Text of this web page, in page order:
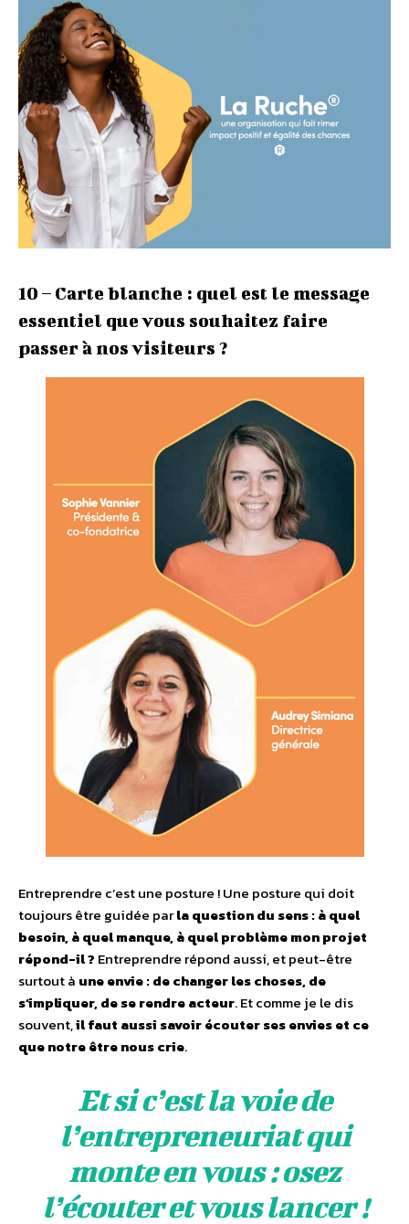
10 – Carte blanche : quel est le message
essentiel que vous souhaitez faire
passer à nos visiteurs ?
Entreprendre c’est une posture ! Une posture qui doit
toujours être guidée parla question du sens : à quel
besoin, à quel manque, à quel problème mon projet
répond-il ? Entreprendre répond aussi, et peut-être
surtout à une envie : de changer les choses, de
s’impliquer, de se rendre acteur. Et comme je le dis
souvent,il faut aussi savoir écouter ses envies et ce
que notre être nous crie.
Et si c’est la voie de
l’entrepreneuriat qui
monte en vous : osez
l’écouter et vous lancer !